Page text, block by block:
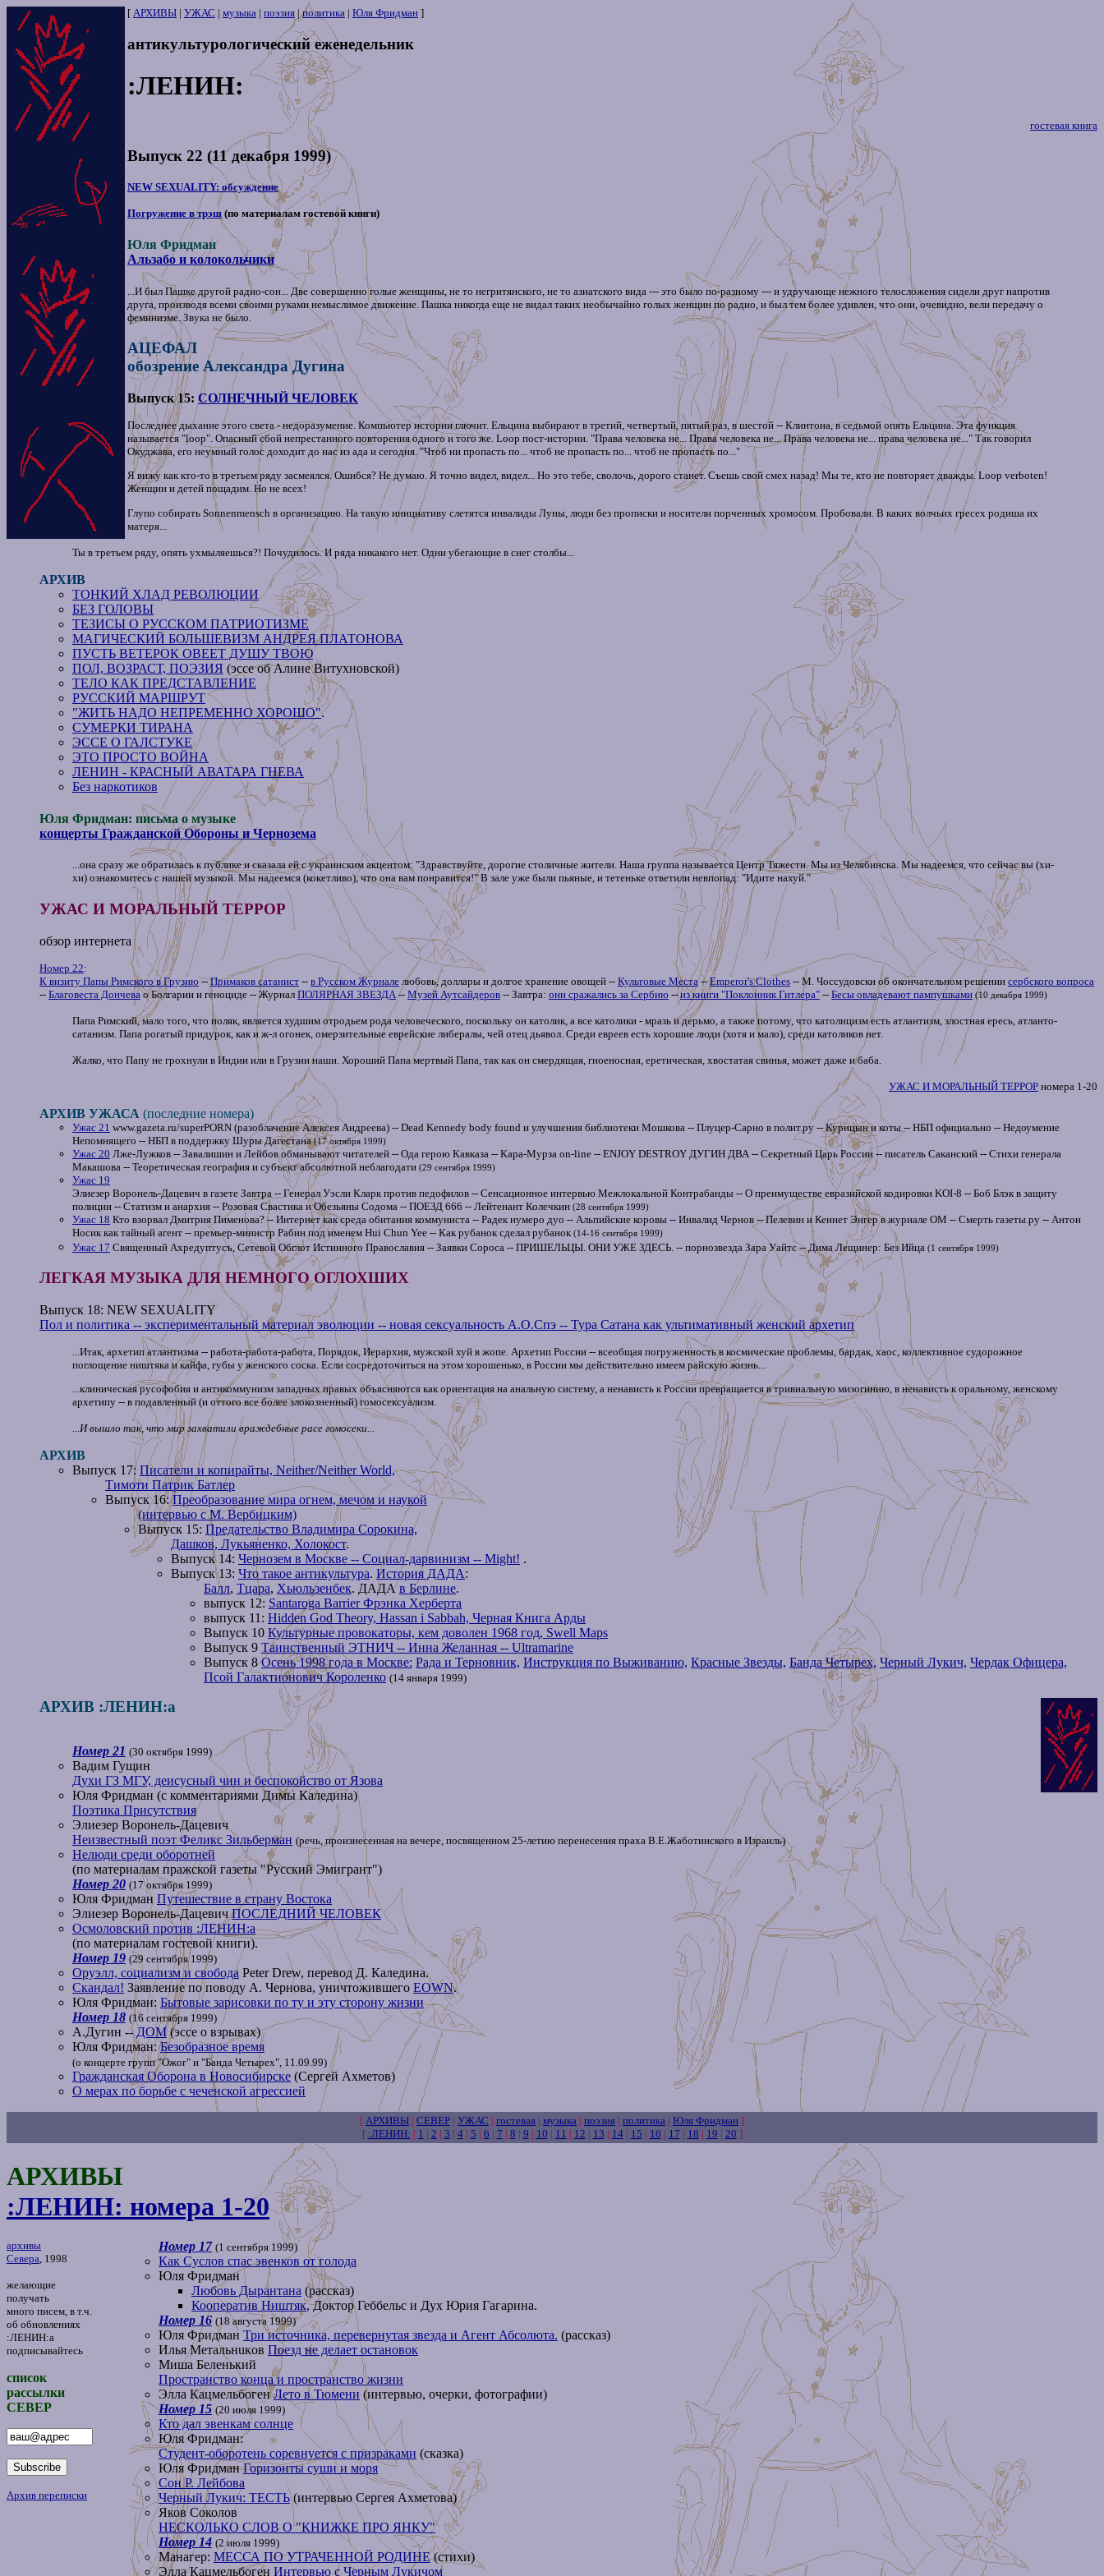
[ АРХИВЫ | УЖАС | музыка | поэзия |политика | Юля Фридман ]
антикультурологический еженедельник
:ЛЕНИН:
гостевая книга
Выпуск 22 (11 декабря 1999)
NEW SEXUALITY: обсуждение
Погружение в трэш (по материалам гостевой книги)
Юля Фридман
Альзабо и колокольчики
...И был Пашке другой радио-сон... Две совершенно голые женщины, не то негритянского, не то азиатского вида --- это было по-разному --- и удручающе нежного телосложения сидели друг напротив
друга, производя всеми своими руками немыслимое движение. Пашка никогда еще не видал таких необычайно голых женщин по радио, и был тем более удивлен, что они, очевидно, вели передачу о
феминизме. Звука не было.
АЦЕФАЛ
обозрение Александра Дугина
Выпуск 15: СОЛНЕЧНЫЙ ЧЕЛОВЕК
Последнее дыхание этого света - недоразумение. Компьютер истории глючит. Ельцина выбирают в третий, четвертый, пятый раз, в шестой -- Клинтона, в седьмой опять Ельцина. Эта функция
называется "loop". Опасный сбой непрестанного повторения одного и того же. Loop пост-истории. "Права человека не... Права человека не... Права человека не... права человека не..." Так говорил
Окуджава, его неумный голос доходит до нас из ада и сегодня. "Чтоб ни пропасть по... чтоб не пропасть по... чтоб не пропасть по..."
Я вижу как кто-то в третьем ряду засмеялся. Ошибся? Не думаю. Я точно видел, видел... Но это тебе, сволочь, дорого станет. Съешь свой смех назад! Мы те, кто не повторяет дважды. Loop verboten!
Женщин и детей пощадим. Но не всех!
Глупо собирать Sonnenmensch в организацию. На такую инициативу слетятся инвалиды Луны, люди без прописки и носители порченных хромосом. Пробовали. В каких волчьих гресех родиша их
матеря...
Ты в третьем ряду, опять ухмыляешься?! Почудилось. И ряда никакого нет. Одни убегающие в снег столбы...
АРХИВ
ТОНКИЙ ХЛАД РЕВОЛЮЦИИ
БЕЗ ГОЛОВЫ
ТЕЗИСЫ О РУССКОМ ПАТРИОТИЗМЕ
МАГИЧЕСКИЙ БОЛЬШЕВИЗМ АНДРЕЯ ПЛАТОНОВА
ПУСТЬ ВЕТЕРОК ОВЕЕТ ДУШУ ТВОЮ
ПОЛ, ВОЗРАСТ, ПОЭЗИЯ (эссе об Алине Витухновской)
ТЕЛО КАК ПРЕДСТАВЛЕНИЕ
РУССКИЙ МАРШРУТ
"ЖИТЬ НАДО НЕПРEМЕННО ХОРОШО".
СУМЕРКИ ТИРАНА
ЭССЕ О ГАЛСТУКЕ
ЭТО ПРОСТО ВОЙНА
ЛЕНИН - КРАСНЫЙ АВАТАРА ГНЕВА
Без наркотиков
Юля Фридман: письма о музыке
концерты Гражданской Обороны и Чернозема
...она сразу же обратилась к публике и сказала ей с украинским акцентом: "Здравствуйте, дорогие столичные жители. Наша группа называется Центр Тяжести. Мы из Челябинска. Мы надеемся, что сейчас вы (хи-
хи) ознакомитесь с нашей музыкой. Мы надеемся (кокетливо), что она вам понравится!" В зале уже были пьяные, и тетеньке ответили невпопад: "Идите нахуй."
УЖАС И МОРАЛЬНЫЙ ТЕРРОР
обзор интернета
Номер 22:
К визиту Папы Римского в Грузию--Примаков сатанист -- в Русском Журнале любовь, доллары и долгое хранение овощей -- Культовые Места--Emperor's Clothes -- М. Чоссудовски об окончательном решении сербского вопроса
-- Благовеста Дончевао Болгарии и геноциде -- Журнал ПОЛЯРНАЯ ЗВЕЗДА -- Музей Аутсайдеров -- Завтра: они сражались за Сербию -- из книги "Поклонник Гитлеpа" -- Бесы овладевают пампушками (10 декабря 1999)
Папа Римский, мало того, что поляк, является худшим отродьем рода человеческого, поскольку он католик, а все католики - мразь и дерьмо, а также потому, что католицизм есть атлантизм, злостная ересь, атланто-
сатанизм. Папа рогатый придурок, как и ж-л огонек, омерзительные еврейские либералы, чей отец дьявол. Среди евреев есть хорошие люди (хотя и мало), среди католиков нет.
Жалко, что Папу не грохнули в Индии или в Грузии наши. Хороший Папа мертвый Папа, так как он смердящая, гноеносная, еретическая, хвостатая свинья, может даже и баба.
УЖАС И МОРАЛЬНЫЙ ТЕРРОР номера 1-20
АРХИВ УЖАСА (последние номера)
Ужас 21 www.gazeta.ru/superPORN (разоблачение Алексея Андреева) -- Dead Kennedy body found и улучшения библиотеки Мошкова -- Плуцер-Сарно в полит.ру -- Курицын и коты -- НБП официально -- Недоумение
Непомнящего -- НБП в поддержку Шуры Дагестана(17 октября 1999)
Ужас 20 Лже-Лужков -- Завалишин и Лейбов обманывают читателей -- Ода герою Кавказа -- Кара-Мурза on-line -- ENJOY DESTROY ДУГИН ДВА -- Секретный Царь России -- писатель Саканский -- Стихи генерала
Макашова -- Теоретическая география и субъект абсолютной неблагодати (29 сентября 1999)
Ужас 19
Элиезер Воронель-Дацевич в газете Завтра -- Генерал Уэсли Кларк против педофилов -- Сенсационное интервью Межлокальной Контрабанды -- О преимуществе евразийской кодировки KOI-8 -- Боб Блэк в защиту
полиции -- Статизм и анархия -- Розовая Свастика и Обезьяны Содома -- ПОЕЗД 666 -- Лейтенант Колечкин (28 сентября 1999)
Ужас 18 Кто взорвал Дмитрия Пименова? -- Интернет как среда обитания коммуниста -- Радек нумеро дуо -- Альпийские коровы -- Инвалид Чернов -- Пелевин и Кеннет Энгер в журнале ОМ -- Смерть газеты.ру -- Антон
Носик как тайный агент -- премьер-министр Рабин под именем Hui Chun Yee -- Как рубанок сделал рубанок (14-16 сентября 1999)
Ужас 17 Священный Ахредуптусъ, Сетевой Обглот Истинного Православия -- Заявки Сороса -- ПРИШЕЛЬЦЫ. ОНИ УЖЕ ЗДЕСЬ. -- порнозвезда Зара Уайтс -- Дима Лещинер: Без Ийца (1 сентября 1999)
ЛЕГКАЯ МУЗЫКА ДЛЯ НЕМНОГО ОГЛОХШИХ
Выпуск 18: NEW SEXUALITY
Пол и политика -- экспериментальный материал эволюции -- новая сексуальность А.О.Спэ -- Тура Сатана как ультимативный женский архетип
...Итак, архетип атлантизма -- работа-работа-работа, Порядок, Иерархия, мужской хуй в жопе. Архетип России -- всеобщая погруженность в космические проблемы, бардак, хаос, коллективное судорожное
поглощение ништяка и кайфа, губы у женского соска. Если сосредоточиться на этом хорошенько, в России мы действительно имеем райскую жизнь...
...клиническая русофобия и антикоммунизм западных правых объясняются как ориентация на анальную систему, а ненависть к России превращается в тривиальную мизогинию, в ненависть к оральному, женскому
архетипу -- в подавленный (и оттого все более злокозненный) гомосексуализм.
...И вышло так, что мир захватили враждебные расе гомосеки...
АРХИВ
Выпуск 17:Писатели и копирайты, Neither/Neither World,
Тимоти Патрик Батлер
Выпуск 16:Преобразование мира огнем, мечом и наукой
(интервью с М. Вербицким)
Выпуск 15: Предательство Владимира Сорокина,
Дашков, Лукьяненко, Холокост.
Выпуск 14: Чернозем в Москве -- Социал-дарвинизм -- Might! .
Выпуск 13: Что такое антикультура. История ДАДА:
Балл, Тцара, Хьюльзенбек. ДАДАв Берлине.
выпуск 12: Santaroga Barrier Фрэнка Херберта
выпуск 11: Hidden God Theory, Hassan i Sabbah, Черная Книга Арды
Выпуск 10 Культурные провокаторы, кем доволен 1968 год, Swell Maps
Выпуск 9 Таинственный ЭТНИЧ -- Инна Желанная -- Ultramarine
Выпуск 8Осень 1998 года в Москве: Рада и Терновник, Инструкция по Выживанию, Красные Звезды, Банда Четырех, Черный Лукич, Чердак Офицера,
Псой Галактионович Короленко (14 января 1999)
АРХИВ :ЛЕНИН:а
Номер 21 (30 октября 1999)
Вадим Гущин
Духи ГЗ МГУ, деисусный чин и беспокойство от Язова
Юля Фридман (с комментариями Димы Каледина)
Поэтика Присутствия
Элиезер Воронель-Дацевич
Неизвестный поэт Феликс Зильберман (речь, произнесенная на вечере, посвященном 25-летию перенесения праха В.Е.Жаботинского в Израиль)
Нелюди среди оборотней
(по материалам пражской газеты "Русский Эмигрант")
Номер 20 (17 октября 1999)
Юля Фридман Путешествие в страну Востока
Элиезер Воронель-ДацевичПОСЛЕДНИЙ ЧЕЛОВЕК
Осмоловский против :ЛЕНИН:а
(по материалам гостевой книги).
Номер 19 (29 сентября 1999)
Оруэлл, социализм и свобода Peter Drew, перевод Д. Каледина.
Скандал! Заявление по поводу А. Чернова, уничтожившего EOWN.
Юля Фридман: Бытовые зарисовки по ту и эту сторону жизни
Номер 18 (16 сентября 1999)
А.Дугин --ДОМ(эссе о взрывах)
Юля Фридман:Безобразное время
(о концерте групп "Ожог" и "Банда Четырех", 11.09.99)
Гражданская Оборона в Новосибирске (Сергей Ахметов)
О мерах по борьбе с чеченской агрессией
[ АРХИВЫ | СЕВЕР | УЖАС | гостевая | музыка | поэзия | политика | Юля Фридман ]
[ :ЛЕНИН: | 1 | 2 | 3 | 4| 5 | 6 | 7 | 8 | 9 | 10 | 11 | 12 | 13 | 14| 15 | 16 | 17 | 18 | 19 | 20 ]
АРХИВЫ
:ЛЕНИН: номера 1-20
архивы
Севера, 1998
желающие
получать
много писем, в т.ч.
об обновлениях
:ЛЕНИН:а
подписывайтесь
список
рассылки
CEBEP
Архив переписки
Номер 17 (1 сентября 1999)
Как Суслов спас эвенков от голода
Юля Фридман
Любовь Дырантана (рассказ)
Кооператив Ништяк, Доктор Геббельс и Дух Юрия Гагарина.
Номер 16 (18 августа 1999)
Юля Фридман Три источника, перевернутая звезда и Агент Абсолюта. (рассказ)
Илья Meтaльнuкoв Поезд не делает остановок
Миша Беленький
Пространство конца и пространство жизни
Элла КацмельбогенЛето в Тюмени (интервью, очерки, фотографии)
Номер 15 (20 июля 1999)
Кто дал эвенкам солнце
Юля Фридман:
Студент-оборотень соревнуется с призраками (сказка)
Юля ФридманГоризонты суши и моря
Сон Р. Лейбова
Черный Лукич: ТЕСТЬ(интервью Сергея Ахметова)
Яков Соколов
НЕСКОЛЬКО СЛОВ О "КНИЖКЕ ПРО ЯНКУ"
Номер 14 (2 июля 1999)
Манагер: МЕССА ПО УТРАЧЕННОЙ РОДИНЕ(стихи)
Элла Кацмельбоген Интервью с Черным Лукичом